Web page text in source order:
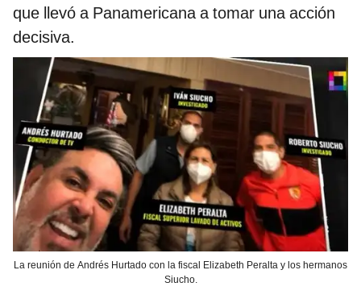
que llevó a Panamericana a tomar una acción
decisiva.
La reunión de Andrés Hurtado con la fiscal Elizabeth Peralta y los hermanos
Siucho.